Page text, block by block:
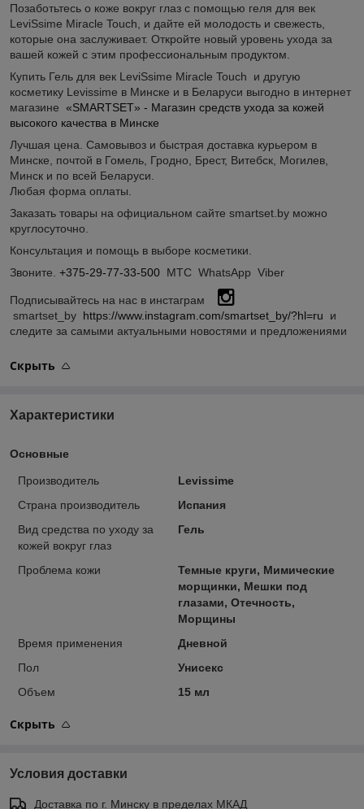
Позаботьтесь о коже вокруг глаз с помощью геля для век
LeviSsime Miracle Touch, и дайте ей молодость и свежесть,
которые она заслуживает. Откройте новый уровень ухода за
вашей кожей с этим профессиональным продуктом.
Купить Гель для век LeviSsime Miracle Touch и другую
косметику Levissime в Минске и в Беларуси выгодно в интернет
магазине «SMARTSET» - Магазин средств ухода за кожей
высокого качества в Минске
Лучшая цена. Самовывоз и быстрая доставка курьером в
Минске, почтой в Гомель, Гродно, Брест, Витебск, Могилев,
Минск и по всей Беларуси.
Любая форма оплаты.
Заказать товары на официальном сайте smartset.by можно
круглосуточно.
Консультация и помощь в выборе косметики.
Звоните. +375-29-77-33-500 МТС WhatsApp Viber
Подписывайтесь на нас в инстаграм
smartset_by https://www.instagram.com/smartset_by/?hl=ru и
следите за самыми актуальными новостями и предложениями
Скрыть
Характеристики
Основные
Производитель
Levissime
Страна производитель
Испания
Вид средства по уходу за
кожей вокруг глаз
Гель
Проблема кожи
Темные круги, Мимические
морщинки, Мешки под
глазами, Отечность,
Морщины
Время применения
Дневной
Пол
Унисекс
Объем
15 мл
Скрыть
Условия доставки
Доставка по г. Минску в пределах МКАД